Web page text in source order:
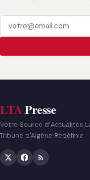
LTAPresse
Votre Source d’Actualités
Tribune d'Algérie Redéfinie